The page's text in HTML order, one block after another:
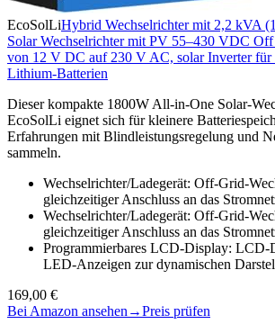
EcoSolLiHybrid Wechselrichter mit 2,2 kVA
Solar Wechselrichter mit PV 55–430 VDC
von 12 V DC auf 230 V AC, solar Inverter
Lithium-Batterien
Dieser kompakte 1800W All-in-One Solar-
EcoSolLi eignet sich für kleinere
Erfahrungen mit Blindleistungsregelung und
sammeln.
Wechselrichter/Ladegerät: Off-Grid-
gleichzeitiger Anschluss an das
Wechselrichter/Ladegerät: Off-Grid-
gleichzeitiger Anschluss an das
Programmierbares LCD-Display: LCD-
LED-Anzeigen zur dynamischen
169,00 €
Bei Amazon ansehen →Preis prüfen